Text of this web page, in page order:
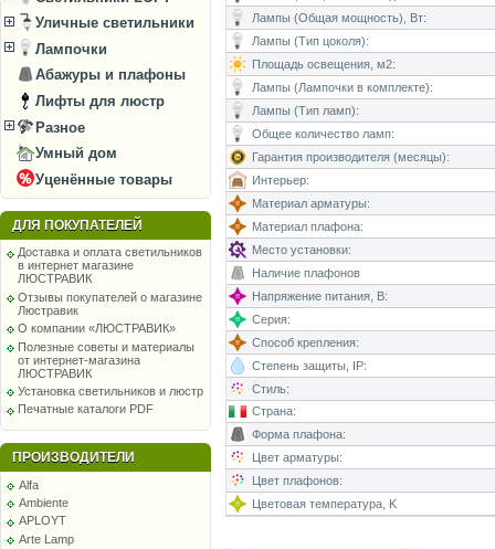
Уличные светильники
Лампочки
Абажуры и плафоны
Лифты для люстр
Разное
Умный дом
Уценённые товары
ДЛЯ ПОКУПАТЕЛЕЙ
Доставка и оплата светильников
в интернет магазине
ЛЮСТРАВИК
Отзывы покупателей о магазине
Люстравик
О компании «ЛЮСТРАВИК»
Полезные советы и материалы
от интернет-магазина
ЛЮСТРАВИК
Установка светильников и люстр
Печатные каталоги PDF
ПРОИЗВОДИТЕЛИ
Alfa
Ambiente
APLOYT
Arte Lamp
Лампы (Общая мощность), Вт:
Лампы (Тип цоколя):
Площадь освещения, м2:
Лампы (Лампочки в комплекте):
Лампы (Тип ламп):
Общее количество ламп:
Гарантия производителя (месяцы):
Интерьер:
Материал арматуры:
Материал плафона:
Место установки:
Наличие плафонов
Напряжение питания, В:
Серия:
Способ крепления:
Степень защиты, IP:
Стиль:
Страна:
Форма плафона:
Цвет арматуры:
Цвет плафонов:
Цветовая температура, K